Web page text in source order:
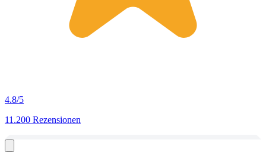
4.8/5
11.200 Rezensionen